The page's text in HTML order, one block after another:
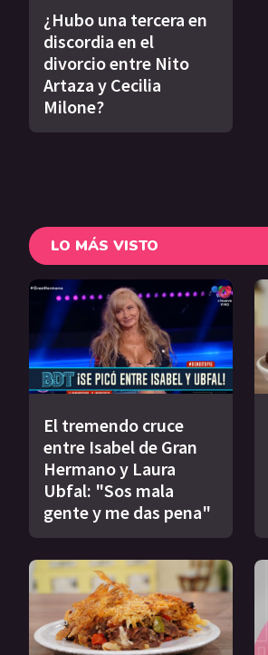
¿Hubo una tercera en
discordia en el
divorcio entre Nito
Artaza y Cecilia
Milone?
LO MÁS VISTO
El tremendo cruce
entre Isabel de Gran
Hermano y Laura
Ubfal: "Sos mala
gente y me das pena"